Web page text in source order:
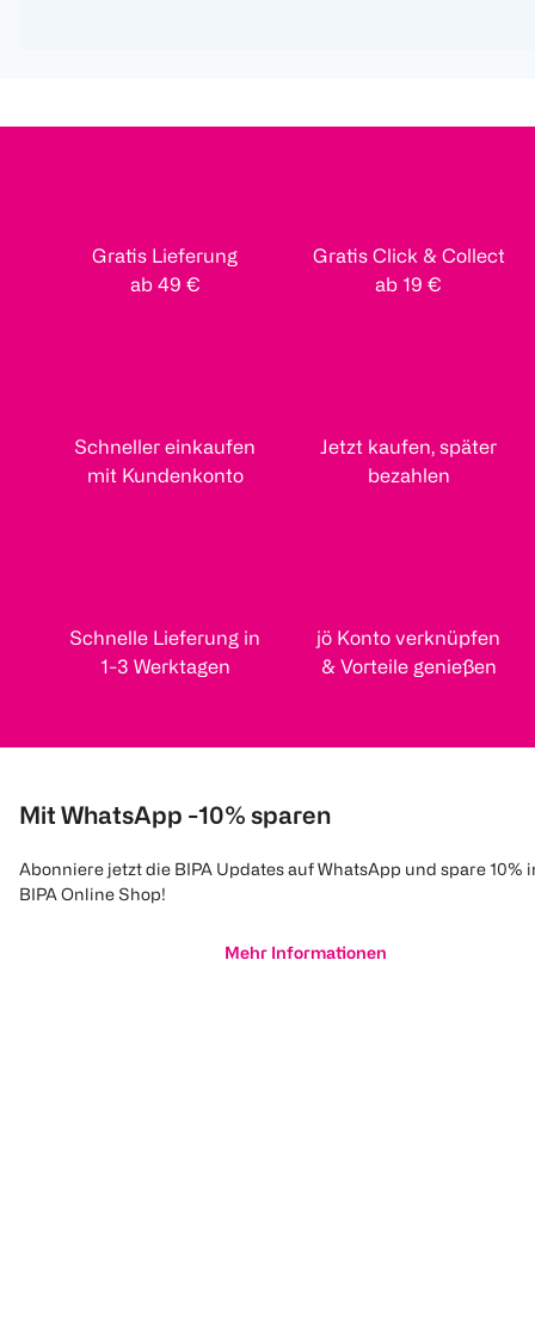
Gratis Lieferung
ab 49 €
Gratis Click & Collect
ab 19 €
Schneller einkaufen
mit Kundenkonto
Jetzt kaufen, später
bezahlen
Schnelle Lieferung in
1-3 Werktagen
jö Konto verknüpfen
& Vorteile genießen
Mit WhatsApp -10% sparen
Abonniere jetzt die BIPA Updates auf WhatsApp und spare 10%
BIPA Online Shop!
Mehr Informationen